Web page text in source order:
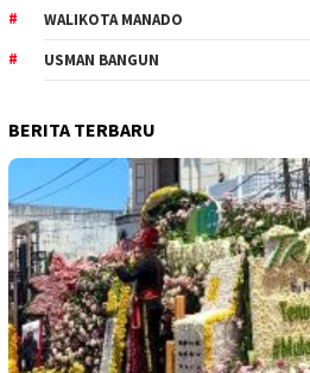
WALIKOTA MANADO
USMAN BANGUN
BERITA TERBARU